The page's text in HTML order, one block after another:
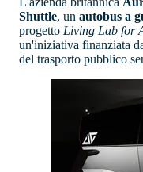
Shuttle, un autobus a
progetto Living Lab for
un'iniziativa finanziata
del trasporto pubblico